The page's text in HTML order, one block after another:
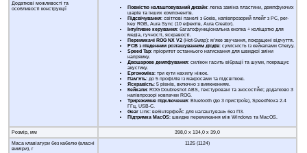
Додаткові можливості та
особливості конструкції
Повністю налаштовуваний дизайн: легка заміна пластини, демпфуючих
шарів та інших компонентів.
Підсвічування: світлові панелі з боків, напівпрозорий плейт з PC, per-
key RGB, Aura Sync (10 ефектів, Aura Creator).
Інтуїтивне керування: багатофункціональна кнопка + коліщатко для
медіа, гучності, яскравості.
Перемикачі ROG NX V2 (Hot-Swap): м’яке звучання, покращені відчуття.
PCB з південним розташуванням діодів: сумісність із кейкапами Cheryy.
Speed Tap: пріоритет останнього натискання для швидкої зміни
напрямку.
Двошарове демпфування: силікон гасить вібрації та шуми, покращує
акустику.
Ергономіка: три кути нахилу ніжок.
Пам’ять: до 5 профілів із макросами та підсвіткою.
Яскравість: 5 рівнів, включно з вимкненням.
Кейкапи: ROG Doubleshot ABS, текстуровані та зносостійкі; додатково 3
напівпрозорі ковпачки ROG.
Трирежимне підключення: Bluetooth (до 3 пристроїв), SpeedNova 2.4
ГГц, USB-C.
Gear Link: вебінтерфейс для налаштувань без ПЗ.
Підтримка MacOS: швидке перемикання між Windows та MacOS.
Розмір, мм
398,0 x 134,0 x 39,0
Маса клавіатури без кабелю (власні
виміри), г
1125 (1124)